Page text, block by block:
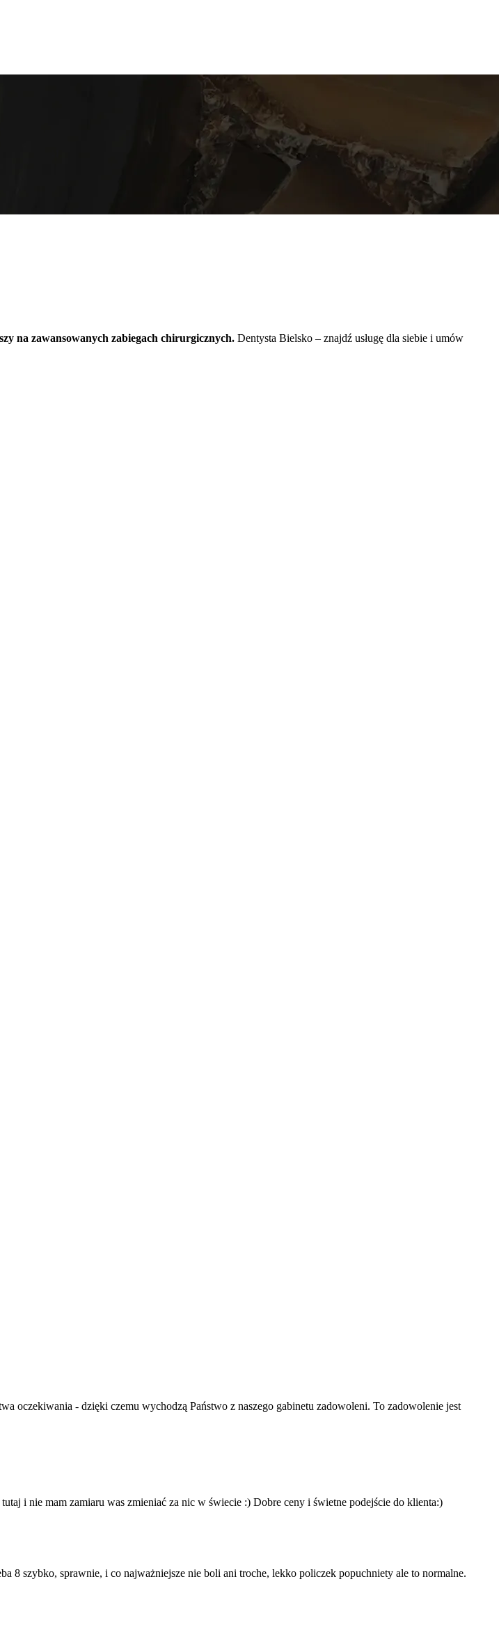
na zawansowanych zabiegach chirurgicznych. Dentysta Bielsko – znajdź usługę dla siebie i umów
oczekiwania - dzięki czemu wychodzą Państwo z naszego gabinetu zadowoleni. To zadowolenie jest
i nie mam zamiaru was zmieniać za nic w świecie :) Dobre ceny i świetne podejście do klienta:)
8 szybko, sprawnie, i co najważniejsze nie boli ani troche, lekko policzek popuchniety ale to normalne.